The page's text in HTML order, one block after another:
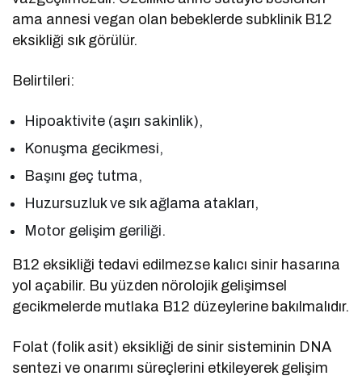
ama annesi vegan olan bebeklerde subklinik B12
eksikliği sık görülür.
Belirtileri:
Hipoaktivite (aşırı sakinlik),
Konuşma gecikmesi,
Başını geç tutma,
Huzursuzluk ve sık ağlama atakları,
Motor gelişim geriliği.
B12 eksikliği tedavi edilmezse kalıcı sinir hasarına
yol açabilir. Bu yüzden nörolojik gelişimsel
gecikmelerde mutlaka B12 düzeylerine bakılmalıdır.
Folat (folik asit) eksikliği de sinir sisteminin DNA
sentezi ve onarımı süreçlerini etkileyerek gelişim